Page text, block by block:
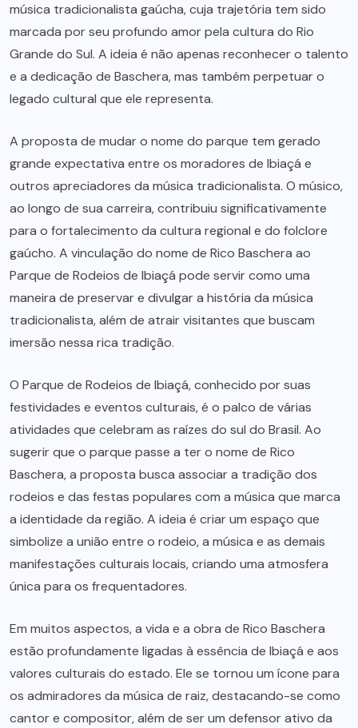
música tradicionalista gaúcha, cuja trajetória tem sido
marcada por seu profundo amor pela cultura do Rio
Grande do Sul. A ideia é não apenas reconhecer o talento
e a dedicação de Baschera, mas também perpetuar o
legado cultural que ele representa.
A proposta de mudar o nome do parque tem gerado
grande expectativa entre os moradores de Ibiaçá e
outros apreciadores da música tradicionalista. O músico,
ao longo de sua carreira, contribuiu significativamente
para o fortalecimento da cultura regional e do folclore
gaúcho. A vinculação do nome de Rico Baschera ao
Parque de Rodeios de Ibiaçá pode servir como uma
maneira de preservar e divulgar a história da música
tradicionalista, além de atrair visitantes que buscam
imersão nessa rica tradição.
O Parque de Rodeios de Ibiaçá, conhecido por suas
festividades e eventos culturais, é o palco de várias
atividades que celebram as raízes do sul do Brasil. Ao
sugerir que o parque passe a ter o nome de Rico
Baschera, a proposta busca associar a tradição dos
rodeios e das festas populares com a música que marca
a identidade da região. A ideia é criar um espaço que
simbolize a união entre o rodeio, a música e as demais
manifestações culturais locais, criando uma atmosfera
única para os frequentadores.
Em muitos aspectos, a vida e a obra de Rico Baschera
estão profundamente ligadas à essência de Ibiaçá e aos
valores culturais do estado. Ele se tornou um ícone para
os admiradores da música de raiz, destacando-se como
cantor e compositor, além de ser um defensor ativo da